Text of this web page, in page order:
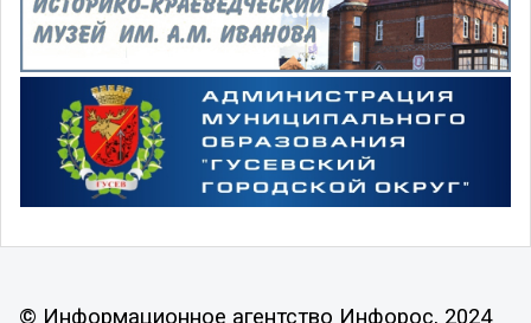
© Информационное агентство Инфорос, 2024